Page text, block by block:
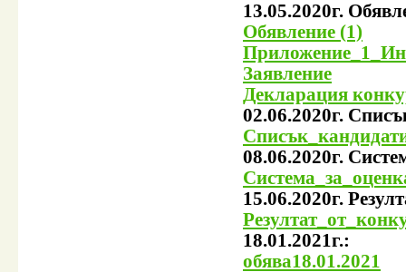
13.05.2020г.
Обявление (1)
Заявление
Декларация
02.06.2020г.
08.06.2020г.
15.06.2020г.
18.01.2021г.:
обява18.01.2021